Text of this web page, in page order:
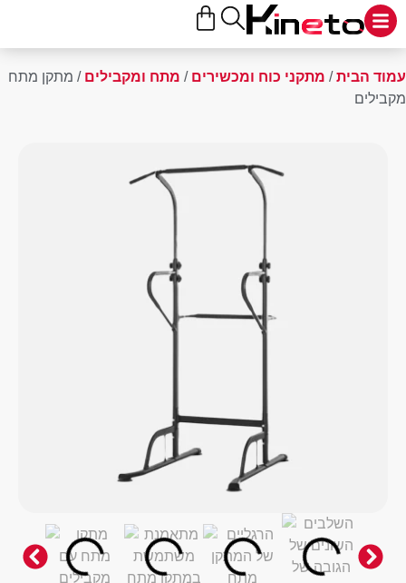
הבית/מתקני כוח ומכשירים/מתח ומקבילים/ מתקן מתח